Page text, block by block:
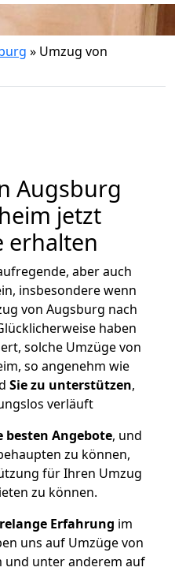
» Umzug von
Augsburg
jetzt
erhalten
aber auch
insbesondere wenn
von Augsburg nach
haben
solche Umzüge von
so angenehm wie
Sie zu unterstützen,
verläuft
besten Angebote, und
zu können,
für Ihren Umzug
zu können.
Erfahrung im
uns auf Umzüge von
und unter anderem auf